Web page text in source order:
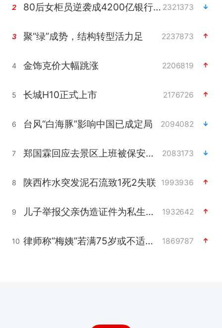
2 80后女柜员逆袭成4200亿银行副行长 2321373
3 聚“绿”成势，结构转型活力足 2237873
4 金饰克价大幅跳涨 2206819
5 长城H10正式上市 2176726
6 台风“白海豚”影响中国已成定局 2094082
7 郑国霖回应去景区上班被保安拦下 2083173
8 陕西柞水突发泥石流致1死2失联 1993936
9 儿子举报父亲伪造证件为私生子落户 1932642
10 律师称“梅姨”若满75岁或不适用死刑 1869787